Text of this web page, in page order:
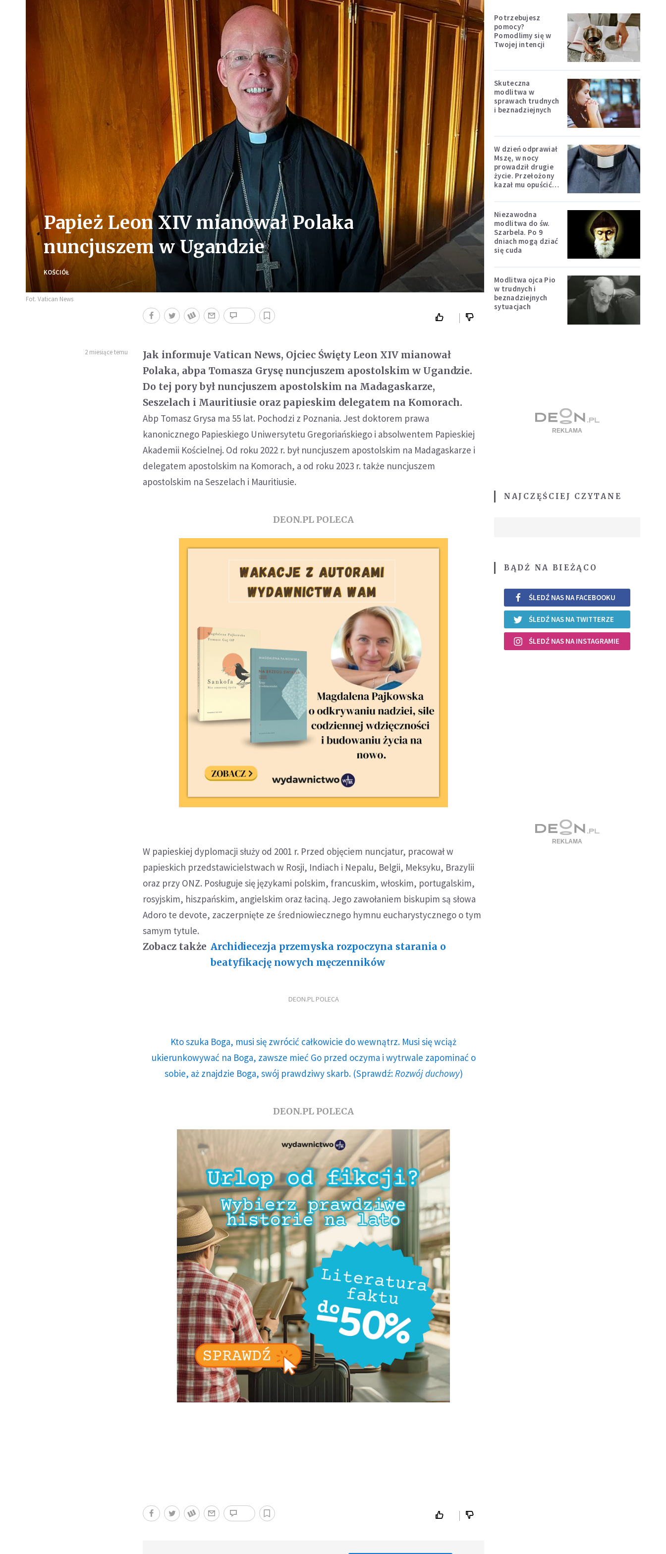
Papież Leon XIV mianował Polaka
nuncjuszem w Ugandzie
KOŚCIÓŁ
Fot. Vatican News
2 miesiące temu
Jak informuje Vatican News, Ojciec Święty Leon XIV mianował
Polaka, abpa Tomasza Grysę nuncjuszem apostolskim w Ugandzie.
Do tej pory był nuncjuszem apostolskim na Madagaskarze,
Seszelach i Mauritiusie oraz papieskim delegatem na Komorach.
Abp Tomasz Grysa ma 55 lat. Pochodzi z Poznania. Jest doktorem prawa
kanonicznego Papieskiego Uniwersytetu Gregoriańskiego i absolwentem Papieskiej
Akademii Kościelnej. Od roku 2022 r. był nuncjuszem apostolskim na Madagaskarze i
delegatem apostolskim na Komorach, a od roku 2023 r. także nuncjuszem
apostolskim na Seszelach i Mauritiusie.
DEON.PL POLECA
W papieskiej dyplomacji służy od 2001 r. Przed objęciem nuncjatur, pracował w
papieskich przedstawicielstwach w Rosji, Indiach i Nepalu, Belgii, Meksyku, Brazylii
oraz przy ONZ. Posługuje się językami polskim, francuskim, włoskim, portugalskim,
rosyjskim, hiszpańskim, angielskim oraz łaciną. Jego zawołaniem biskupim są słowa
Adoro te devote, zaczerpnięte ze średniowiecznego hymnu eucharystycznego o tym
samym tytule.
Zobacz także Archidiecezja przemyska rozpoczyna starania o
beatyfikację nowych męczenników
DEON.PL POLECA
Kto szuka Boga, musi się zwrócić całkowicie do wewnątrz. Musi się wciąż
ukierunkowywać na Boga, zawsze mieć Go przed oczyma i wytrwale zapominać o
sobie, aż znajdzie Boga, swój prawdziwy skarb. (Sprawdź: Rozwój duchowy)
DEON.PL POLECA
Potrzebujesz
pomocy?
Pomodlimy się w
Twojej intencji
Skuteczna
modlitwa w
sprawach trudnych
i beznadziejnych
W dzień odprawiał
Mszę, w nocy
prowadził drugie
życie. Przełożony
kazał mu opuścić
Niezawodna
modlitwa do św.
Szarbela. Po 9
dniach mogą dziać
się cuda
Modlitwa ojca Pio
w trudnych i
beznadziejnych
sytuacjach
NAJCZĘŚCIEJ CZYTANE
BĄDŹ NA BIEŻĄCO
ŚLEDŹ NAS NA FACEBOOKU
ŚLEDŹ NAS NA TWITTERZE
ŚLEDŹ NAS NA INSTAGRAMIE